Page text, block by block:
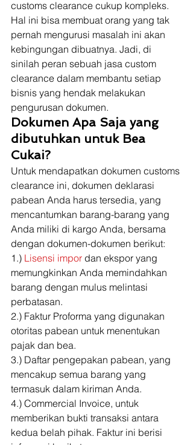
customs clearance cukup kompleks.
Hal ini bisa membuat orang yang tak
pernah mengurusi masalah ini akan
kebingungan dibuatnya. Jadi, di
sinilah peran sebuah jasa custom
clearance dalam membantu setiap
bisnis yang hendak melakukan
pengurusan dokumen.
Dokumen Apa Saja yang
dibutuhkan untuk Bea
Cukai?
Untuk mendapatkan dokumen customs
clearance ini, dokumen deklarasi
pabean Anda harus tersedia, yang
mencantumkan barang-barang yang
Anda miliki di kargo Anda, bersama
dengan dokumen-dokumen berikut:
1.) Lisensi impor dan ekspor yang
memungkinkan Anda memindahkan
barang dengan mulus melintasi
perbatasan.
2.) Faktur Proforma yang digunakan
otoritas pabean untuk menentukan
pajak dan bea.
3.) Daftar pengepakan pabean, yang
mencakup semua barang yang
termasuk dalam kiriman Anda.
4.) Commercial Invoice, untuk
memberikan bukti transaksi antara
kedua belah pihak. Faktur ini berisi